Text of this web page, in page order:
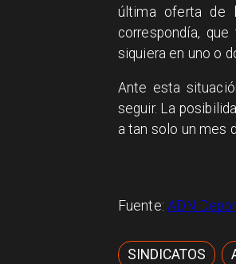
última oferta de
correspondía,
siquiera en uno o
Ante esta
seguir. La
a tan solo un mes
Fuente:ADN
SINDICATOS